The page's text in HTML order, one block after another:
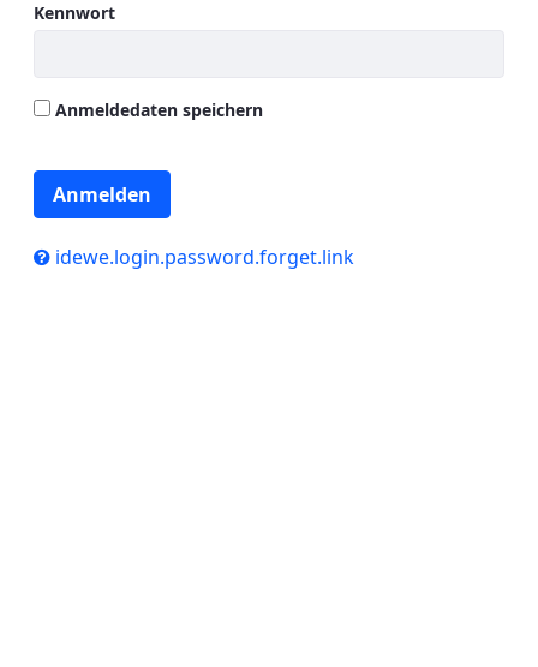
Kennwort
Anmeldedaten speichern
Anmelden
idewe.login.password.forget.link